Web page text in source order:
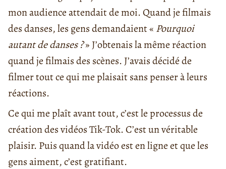
mon audience attendait de moi. Quand je filmais
des danses, les gens demandaient « Pourquoi
autant de danses ?» J’obtenais la même réaction
quand je filmais des scènes. J’avais décidé de
filmer tout ce qui me plaisait sans penser à leurs
réactions.
Ce qui me plaît avant tout, c’est le processus de
création des vidéos Tik-Tok. C’est un véritable
plaisir. Puis quand la vidéo est en ligne et que les
gens aiment, c’est gratifiant.